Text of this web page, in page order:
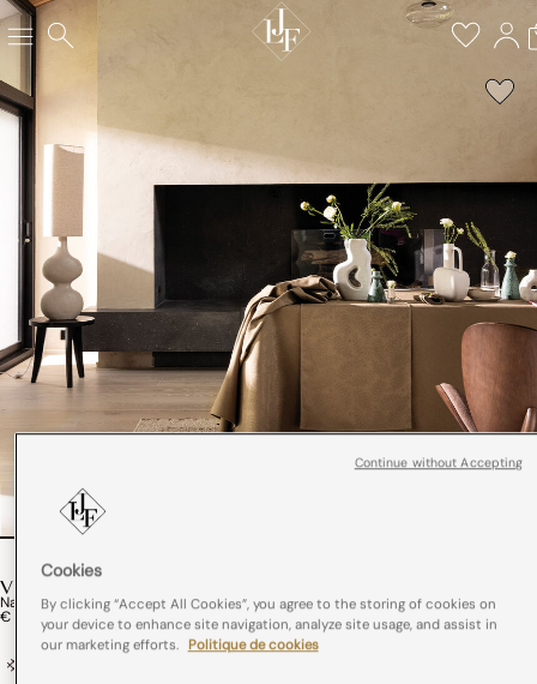
VEGETAL MOOD
Nappe Vegetal Mood Coton
€ 125,00
Cookies
By clicking “Accept All Cookies”, you agree to the storing of cookies on
your device to enhance site navigation, analyze site usage, and assist in
our marketing efforts. Politique de cookies
Continue without Accepting